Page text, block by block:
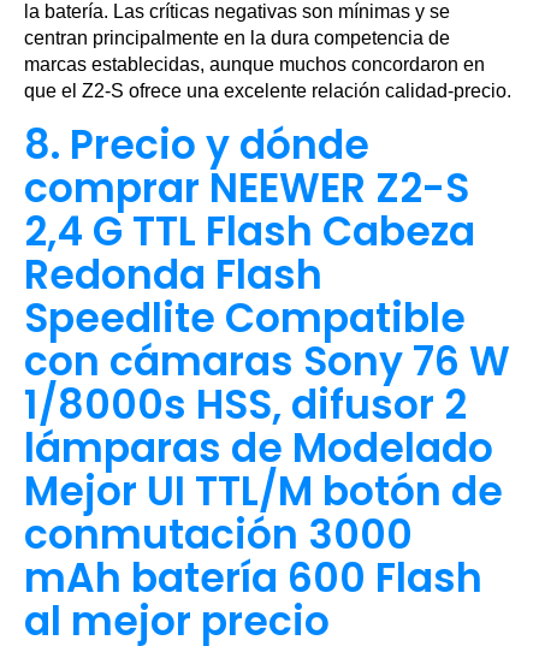
la batería. Las críticas negativas son mínimas y se
centran principalmente en la dura competencia de
marcas establecidas, aunque muchos concordaron en
que el Z2-S ofrece una excelente relación calidad-precio.
8. Precio y dónde
comprar NEEWER Z2-S
2,4 G TTL Flash Cabeza
Redonda Flash
Speedlite Compatible
con cámaras Sony 76 W
1/8000s HSS, difusor 2
lámparas de Modelado
Mejor UI TTL/M botón de
conmutación 3000
mAh batería 600 Flash
al mejor precio